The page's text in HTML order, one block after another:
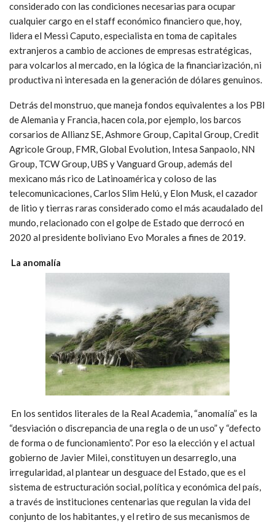
considerado con las condiciones necesarias para ocupar
cualquier cargo en el staff económico financiero que, hoy,
lidera el Messi Caputo, especialista en toma de capitales
extranjeros a cambio de acciones de empresas estratégicas,
para volcarlos al mercado, en la lógica de la financiarización, ni
productiva ni interesada en la generación de dólares genuinos.
Detrás del monstruo, que maneja fondos equivalentes a los PBI
de Alemania y Francia, hacen cola, por ejemplo, los barcos
corsarios de Allianz SE, Ashmore Group, Capital Group, Credit
Agricole Group, FMR, Global Evolution, Intesa Sanpaolo, NN
Group, TCW Group, UBS y Vanguard Group, además del
mexicano más rico de Latinoamérica y coloso de las
telecomunicaciones, Carlos Slim Helú, y Elon Musk, el cazador
de litio y tierras raras considerado como el más acaudalado del
mundo, relacionado con el golpe de Estado que derrocó en
2020 al presidente boliviano Evo Morales a fines de 2019.
La anomalía
En los sentidos literales de la Real Academia, “anomalía” es la
“desviación o discrepancia de una regla o de un uso” y “defecto
de forma o de funcionamiento”. Por eso la elección y el actual
gobierno de Javier Milei, constituyen un desarreglo, una
irregularidad, al plantear un desguace del Estado, que es el
sistema de estructuración social, política y económica del país,
a través de instituciones centenarias que regulan la vida del
conjunto de los habitantes, y el retiro de sus mecanismos de